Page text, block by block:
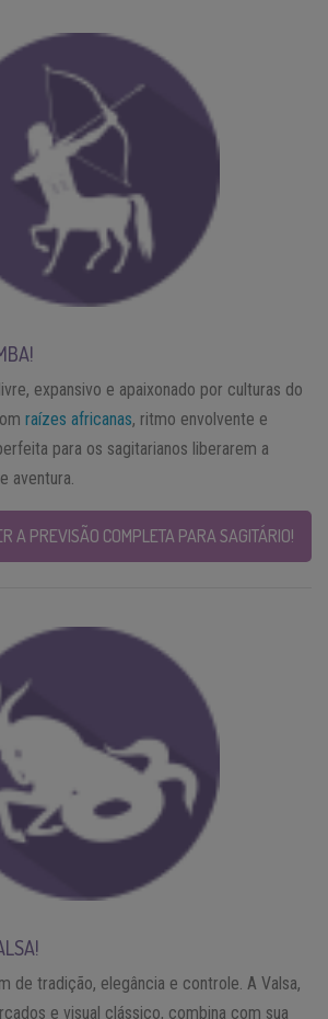
expansivo e apaixonado por culturas do
raízes africanas, ritmo envolvente e
para os sagitarianos liberarem a
aventura.
A PREVISÃO COMPLETA PARA SAGITÁRIO!
de tradição, elegância e controle. A Valsa,
e visual clássico, combina com sua